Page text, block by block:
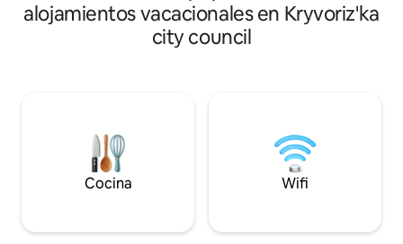
de perfume y cosméticos, té y azúcar.
Por acuerdo por separado, un
apartamento espacioso y luminoso
azúcar. La transferencia es posible
mediante un acuerdo por separado
todo lo necesario
cómodo:
cerca).
alojamientos vacacionales en Kryvoriz'ka
city council
Cocina Wifi